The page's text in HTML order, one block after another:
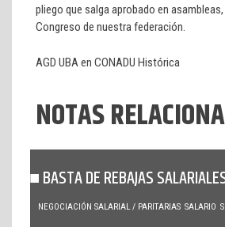
pliego que salga aprobado en
Congreso de nuestra federación.
AGD UBA en CONADU Histórica
NOTAS
BASTA DE REBAJAS
NEGOCIACIÓN SALARIAL / PARITARIAS SALARIO